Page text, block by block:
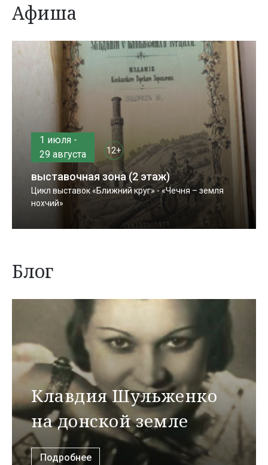
Афиша
1 июля -
29 августа
12+
выставочная зона (2 этаж)
Цикл выставок «Ближний круг» - «Чечня – земля
нохчий»
Блог
Клавдия Шульженко
на донской земле
Подробнее